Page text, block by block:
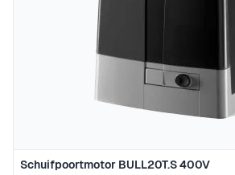
Schuifpoortmotor BULL20T.S 400V